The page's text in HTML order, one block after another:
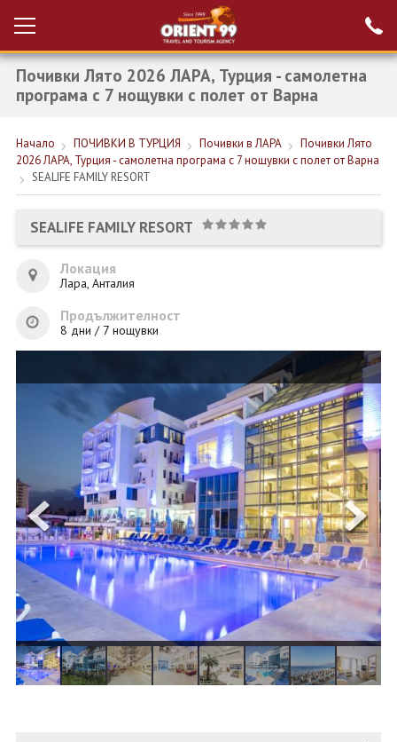
Вход за агенти
Проверка на
резервация
НОВА ГОДИНА ТУРЦИЯ
НОВА ГОДИНА
ПОЧИВКИ
КРУИЗИ
ЕКЗОТИКА
КОНТАКТИ
ФИРМЕНИ ДОКУМЕНТИ
0700 144 34 Запитване
ПОСЛЕДВАЙТЕ НИ
Почивки Лято 2026 ЛАРА, Турция - самолетна
програма с 7 нощувки с полет от Варна
Начало ПОЧИВКИ В ТУРЦИЯ Почивки в ЛАРА
Почивки Лято
2026 ЛАРА, Турция - самолетна програма с 7 нощувки с полет от Варна
SEALIFE FAMILY RESORT
SEALIFE FAMILY RESORT
Локация
Лара, Анталия
Продължителност
8 дни / 7 нощувки